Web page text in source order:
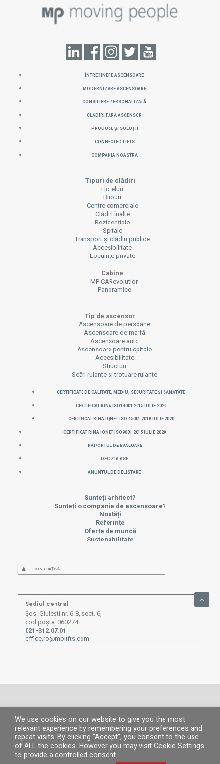
ÎNTREȚINERE ASCENSOARE
MODERNIZARE ASCENSOARE
CONSILIERE PERSONALIZATĂ
CLĂDIRI FĂRĂ ASCENSOR
PRODUSE ȘI SOLUȚII
CONNECTED LIFTS
COMPANIA NOASTRĂ
Tipuri de clădiri
Hoteluri
Birouri
Centre comerciale
Clădiri înalte
Rezidențiale
Spitale
Transport și clădiri publice
Accesibilitate
Locuințe private
Cabine
MP CARevolution
Panoramice
Tip de ascensor
Ascensoare de persoane
Ascensoare de marfă
Ascensoare auto
Ascensoare pentru spitale
Accesibilitate
Structuri
Scări rulante și trotuare rulante
CERTIFICATE DE CALITATE, MEDIU, SECURITATE ȘI SĂNĂTATE
CERTIFICAT RINA ISO14001 2015 IULIE 2020
CERTIFICAT RINA IQNET ISO 45001 2018 IULIE 2020
CERTIFICAT RINA IQNET ISO9001 2015 IULIE 2020
Raportul de evaluare
Decizia ASF
Anuntul de delistare
Sunteți arhitect?
Sunteți o companie de ascensoare?
Noutăți
Referințe
Oferte de muncă
Sustenabilitate
CONECTAȚI-VĂ
Sediul central
Șos. Giulești nr. 6-8, sect. 6,
cod poștal 060274
021-312.07.01
office.ro@mplifts.com
© MP 2026.Toate drepturile rezervate. | MP People|Aviz legal|Politica de
confidențialitate |Politica de cookies |Canal de informare
We use cookies on our website to give you the most
relevant experience by remembering your preferences and
repeat visits. By clicking “Accept”, you consent to the use
of ALL the cookies. However you may visit Cookie Settings
to provide a controlled consent.